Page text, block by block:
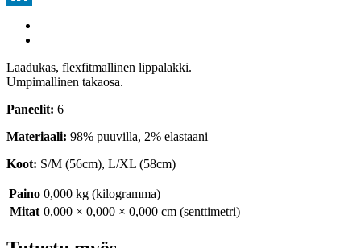
Laadukas, flexfitmallinen lippalakki.
Umpimallinen takaosa.
Paneelit: 6
Materiaali: 98% puuvilla, 2% elastaani
Koot: S/M (56cm), L/XL (58cm)
Paino 0,000 kg (kilogramma)
Mitat 0,000 × 0,000 × 0,000 cm (senttimetri)